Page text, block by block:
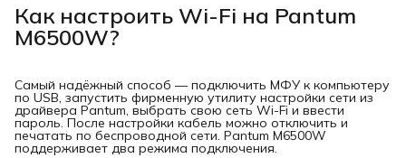
Как настроить Wi-Fi на Pantum
M6500W?
Самый надёжный способ — подключить МФУ к компьютеру
по USB, запустить фирменную утилиту настройки сети из
драйвера Pantum, выбрать свою сеть Wi-Fi и ввести
пароль. После настройки кабель можно отключить и
печатать по беспроводной сети. Pantum M6500W
поддерживает два режима подключения.